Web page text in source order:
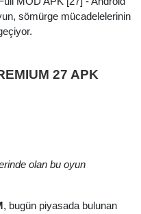
sömürge mücadelelerinin
27 APK
olan bu oyun
, bugün piyasada bulunan